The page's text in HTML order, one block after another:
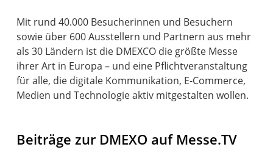
Mit rund 40.000 Besucherinnen und Besuchern
sowie über 600 Ausstellern und Partnern aus mehr
als 30 Ländern ist die DMEXCO die größte Messe
ihrer Art in Europa – und eine Pflichtveranstaltung
für alle, die digitale Kommunikation, E-Commerce,
Medien und Technologie aktiv mitgestalten wollen.
Beiträge zur DMEXO auf Messe.TV